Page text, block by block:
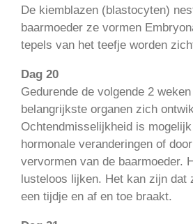
De kiemblazen (blastocyten)
baarmoeder ze vormen
tepels van het teefje worden
Dag 20
Gedurende de volgende 2
belangrijkste organen zich
Ochtendmisselijkheid is
hormonale veranderingen of
vervormen van de baarmoeder.
lusteloos lijken. Het kan zijn dat
een tijdje en af en toe braakt.